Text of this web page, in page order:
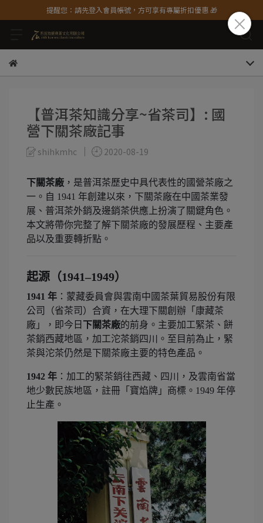
提醒您：請先登入會員帳號，方可享有專屬折扣優惠 🎁
【普洱茶知識分享~省茶司】: 國
營下關茶廠記事
shihkmhc 2020-08-19
下關茶廠 ，是普洱茶歷史中具代表性的國營茶廠之
一。自 1941 年創建以來，下關茶廠在中國茶業發
展、普洱茶外銷及邊銷茶供應上扮演了關鍵角色。
本文將帶你完整了解下關茶廠的發展歷程、主要產
品以及重要轉折點。
起源（1941–1949）
1941 年 ：蒙藏委員會與雲南中國茶葉貿易股份有限
公司（省茶司）合資，在大理下關創辦「康藏茶
廠」，即今日 下關茶廠的前身。主要加工緊茶、餅
茶銷西藏地區，加工沱茶銷四川。至目前為止，緊
茶與沱茶仍然是下關茶廠主要的特色產品。
1942 年 ：加工的緊茶銷往西藏、四川，及雲南省當
地少數民族地區，註冊「寶焰牌」商標。1949 年停
止生產。